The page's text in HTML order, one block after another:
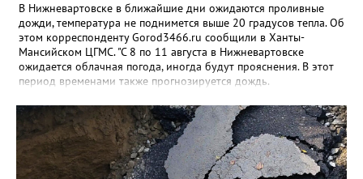
В Нижневартовске в ближайшие дни ожидаются проливные
дожди, температура не поднимется выше 20 градусов тепла. Об
этом корреспонденту Gorod3466.ru сообщили в Ханты-
Мансийском ЦГМС. "С 8 по 11 августа в Нижневартовске
ожидается облачная погода, иногда будут прояснения. В этот
период временами также прогнозируется дождь.
в этот период составит ночью +9, +14 градусов, днем - +14,
+19", - рассказали синоптики. Ранее Gorod3466.ru сообщал,
что 8 и 9 августа на юге ХМАО ожидаются сильные дожди и
грозы.